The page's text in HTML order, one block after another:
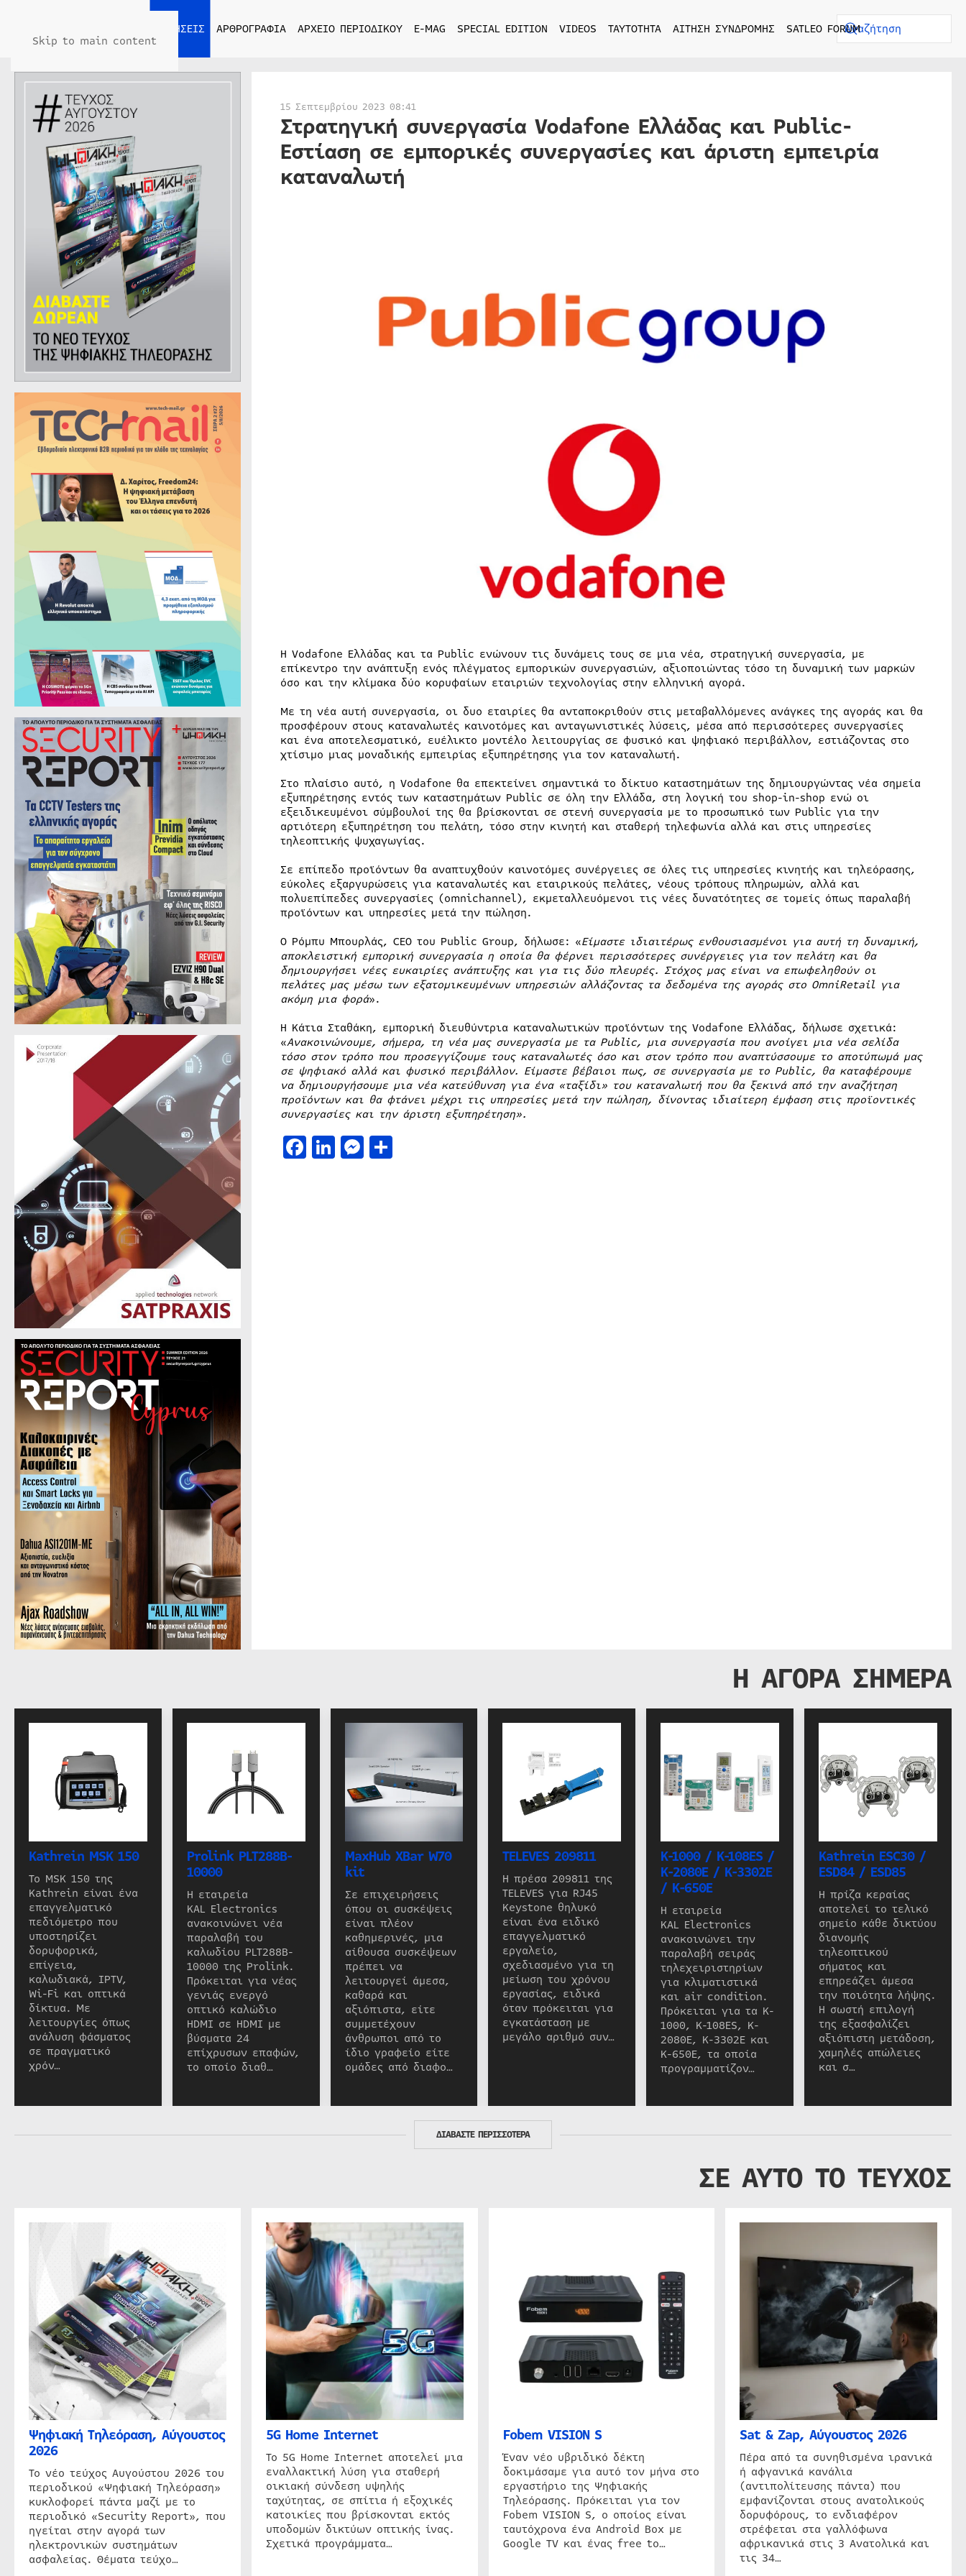
Skip to main content
ΕΙΔΗΣΕΙΣ ΑΡΘΡΟΓΡΑΦΙΑ ΑΡΧΕΙΟ ΠΕΡΙΟΔΙΚΟΥ E-MAG SPECIAL EDITION VIDEOS ΤΑΥΤΟΤΗΤΑ ΑΙΤΗΣΗ ΣΥΝΔΡΟΜΗΣ SATLEO FORUM
15 Σεπτεμβρίου 2023 08:41
Στρατηγική συνεργασία Vodafone Ελλάδας και Public-
Εστίαση σε εμπορικές συνεργασίες και άριστη εμπειρία
καταναλωτή
Η Vodafone Ελλάδας και τα Public ενώνουν τις δυνάμεις τους σε μια νέα, στρατηγική συνεργασία, με
επίκεντρο την ανάπτυξη ενός πλέγματος εμπορικών συνεργασιών, αξιοποιώντας τόσο τη δυναμική των μαρκών
όσο και την κλίμακα δύο κορυφαίων εταιριών τεχνολογίας στην ελληνική αγορά.
Με τη νέα αυτή συνεργασία, οι δυο εταιρίες θα ανταποκριθούν στις μεταβαλλόμενες ανάγκες της αγοράς και θα
προσφέρουν στους καταναλωτές καινοτόμες και ανταγωνιστικές λύσεις, μέσα από περισσότερες συνεργασίες
και ένα αποτελεσματικό, ευέλικτο μοντέλο λειτουργίας σε φυσικό και ψηφιακό περιβάλλον, εστιάζοντας στο
χτίσιμο μιας μοναδικής εμπειρίας εξυπηρέτησης για τον καταναλωτή.
Στο πλαίσιο αυτό, η Vodafone θα επεκτείνει σημαντικά το δίκτυο καταστημάτων της δημιουργώντας νέα σημεία
εξυπηρέτησης εντός των καταστημάτων Public σε όλη την Ελλάδα, στη λογική του shop-in-shop ενώ οι
εξειδικευμένοι σύμβουλοί της θα βρίσκονται σε στενή συνεργασία με το προσωπικό των Public για την
αρτιότερη εξυπηρέτηση του πελάτη, τόσο στην κινητή και σταθερή τηλεφωνία αλλά και στις υπηρεσίες
τηλεοπτικής ψυχαγωγίας.
Σε επίπεδο προϊόντων θα αναπτυχθούν καινοτόμες συνέργειες σε όλες τις υπηρεσίες κινητής και τηλεόρασης,
εύκολες εξαργυρώσεις για καταναλωτές και εταιρικούς πελάτες, νέους τρόπους πληρωμών, αλλά και
πολυεπίπεδες συνεργασίες (omnichannel), εκμεταλλευόμενοι τις νέες δυνατότητες σε τομείς όπως παραλαβή
προϊόντων και υπηρεσίες μετά την πώληση.
O Ρόμπυ Μπουρλάς, CEO του Public Group, δήλωσε: «Είμαστε ιδιαιτέρως ενθουσιασμένοι για αυτή τη δυναμική,
αποκλειστική εμπορική συνεργασία η οποία θα φέρνει περισσότερες συνέργειες για τον πελάτη και θα
δημιουργήσει νέες ευκαιρίες ανάπτυξης και για τις δύο πλευρές. Στόχος μας είναι να επωφεληθούν οι
πελάτες μας μέσω των εξατομικευμένων υπηρεσιών αλλάζοντας τα δεδομένα της αγοράς στο OmniRetailγια
ακόμη μια φορά».
Η Κάτια Σταθάκη, εμπορική διευθύντρια καταναλωτικών προϊόντων της Vodafone Ελλάδας, δήλωσε σχετικά:
«Ανακοινώνουμε, σήμερα, τη νέα μας συνεργασία με τα Public, μια συνεργασία που ανοίγει μια νέα σελίδα
τόσο στον τρόπο που προσεγγίζουμε τους καταναλωτές όσο και στον τρόπο που αναπτύσσουμε το αποτύπωμά μας
σε ψηφιακό αλλά και φυσικό περιβάλλον. Είμαστε βέβαιοι πως, σε συνεργασία με το Public, θα καταφέρουμε
να δημιουργήσουμε μια νέα κατεύθυνση για ένα «ταξίδι» του καταναλωτή που θα ξεκινά από την αναζήτηση
προϊόντων και θα φτάνει μέχρι τις υπηρεσίες μετά την πώληση, δίνοντας ιδιαίτερη έμφαση στις προϊοντικές
συνεργασίες και την άριστη εξυπηρέτηση».
Facebook
LinkedIn
Messenger
Μοιραστείτε
Η ΑΓΟΡΑ ΣΗΜΕΡΑ
Kathrein MSK 150
Το MSK 150 της
Kathrein είναι ένα
επαγγελματικό
πεδιόμετρο που
υποστηρίζει
δορυφορικά,
επίγεια,
καλωδιακά, IPTV,
Wi-Fi και οπτικά
δίκτυα. Με
λειτουργίες όπως
ανάλυση φάσματος
σε πραγματικό
χρόν…
Prolink PLT288B-
10000
Η εταιρεία
KAL Electronics
ανακοινώνει νέα
παραλαβή του
καλωδίου PLT288B-
10000 της Prolink.
Πρόκειται για νέας
γενιάς ενεργό
οπτικό καλώδιο
HDMI σε HDMI με
βύσματα 24
επίχρυσων επαφών,
το οποίο διαθ…
MaxHub XBar W70
kit
Σε επιχειρήσεις
όπου οι συσκέψεις
είναι πλέον
καθημερινές, μια
αίθουσα συσκέψεων
πρέπει να
λειτουργεί άμεσα,
καθαρά και
αξιόπιστα, είτε
συμμετέχουν
άνθρωποι από το
ίδιο γραφείο είτε
ομάδες από διαφο…
TELEVES 209811
Η πρέσα 209811 της
TELEVES για RJ45
Keystone θηλυκό
είναι ένα ειδικό
επαγγελματικό
εργαλείο,
σχεδιασμένο για τη
μείωση του χρόνου
εργασίας, ειδικά
όταν πρόκειται για
εγκατάσταση με
μεγάλο αριθμό συν…
K-1000 / K-108ES /
K-2080E / K-3302E
/ K-650E
Η εταιρεία
KAL Electronics
ανακοινώνει την
παραλαβή σειράς
τηλεχειριστηρίων
για κλιματιστικά
και air condition.
Πρόκειται για τα K-
1000, K-108ES, K-
2080E, K-3302E και
K-650E, τα οποία
προγραμματίζον…
Kathrein ESC30 /
ESD84 / ESD85
Η πρίζα κεραίας
αποτελεί το τελικό
σημείο κάθε δικτύου
διανομής
τηλεοπτικού
σήματος και
επηρεάζει άμεσα
την ποιότητα λήψης.
Η σωστή επιλογή
της εξασφαλίζει
αξιόπιστη μετάδοση,
χαμηλές απώλειες
και σ…
ΔΙΑΒΑΣΤΕ ΠΕΡΙΣΣΟΤΕΡΑ
ΣΕ ΑΥΤΟ ΤΟ ΤΕΥΧΟΣ
Ψηφιακή Τηλεόραση, Αύγουστος
2026
Το νέο τεύχος Αυγούστου 2026 του
περιοδικού «Ψηφιακή Τηλεόραση»
κυκλοφορεί πάντα μαζί με το
περιοδικό «Security Report», που
ηγείται στην αγορά των
ηλεκτρονικών συστημάτων
ασφαλείας. Θέματα τεύχο…
5G Home Internet
Το 5G Home Internet αποτελεί μια
εναλλακτική λύση για σταθερή
οικιακή σύνδεση υψηλής
ταχύτητας, σε σπίτια ή εξοχικές
κατοικίες που βρίσκονται εκτός
υποδομών δικτύων οπτικής ίνας.
Σχετικά προγράμματα…
Fobem VISION S
Έναν νέο υβριδικό δέκτη
δοκιμάσαμε για αυτό τον μήνα στο
εργαστήριο της Ψηφιακής
Τηλεόρασης. Πρόκειται για τον
Fobem VISION S, ο οποίος είναι
ταυτόχρονα ένα Android Box με
Google TV και ένας free to…
Sat & Zap, Αύγουστος 2026
Πέρα από τα συνηθισμένα ιρανικά
ή αφγανικά κανάλια
(αντιπολίτευσης πάντα) που
εμφανίζονται στους ανατολικούς
δορυφόρους, το ενδιαφέρον
στρέφεται στα γαλλόφωνα
αφρικανικά στις 3 Ανατολικά και
τις 34…